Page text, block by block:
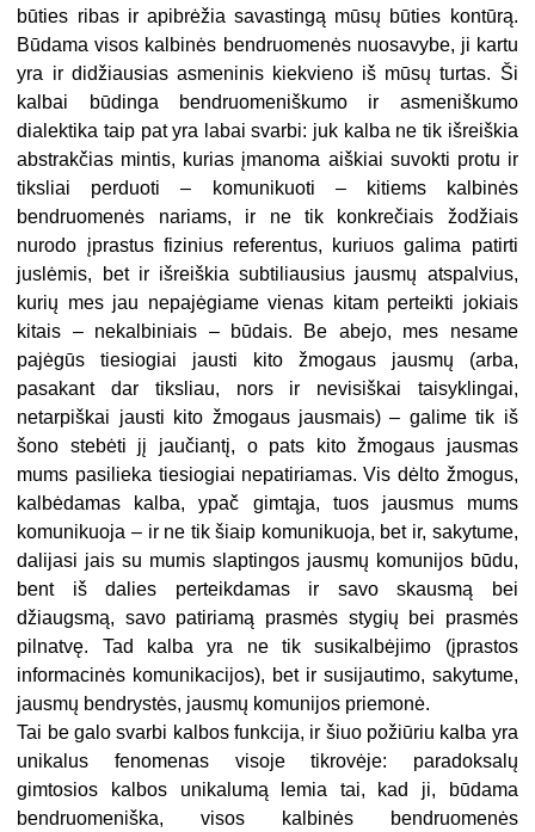
būties ribas ir apibrėžia savastingą mūsų būties kontūrą.
Būdama visos kalbinės bendruomenės nuosavybe, ji kartu
yra ir didžiausias asmeninis kiekvieno iš mūsų turtas. Ši
kalbai būdinga bendruomeniškumo ir asmeniškumo
dialektika taip pat yra labai svarbi: juk kalba ne tik išreiškia
abstrakčias mintis, kurias įmanoma aiškiai suvokti protu ir
tiksliai perduoti – komunikuoti – kitiems kalbinės
bendruomenės nariams, ir ne tik konkrečiais žodžiais
nurodo įprastus fizinius referentus, kuriuos galima patirti
juslėmis, bet ir išreiškia subtiliausius jausmų atspalvius,
kurių mes jau nepajėgiame vienas kitam perteikti jokiais
kitais – nekalbiniais – būdais. Be abejo, mes nesame
pajėgūs tiesiogiai jausti kito žmogaus jausmų (arba,
pasakant dar tiksliau, nors ir nevisiškai taisyklingai,
netarpiškai jausti kito žmogaus jausmais) – galime tik iš
šono stebėti jį jaučiantį, o pats kito žmogaus jausmas
mums pasilieka tiesiogiai nepatiriamas. Vis dėlto žmogus,
kalbėdamas kalba, ypač gimtąja, tuos jausmus mums
komunikuoja – ir ne tik šiaip komunikuoja, bet ir, sakytume,
dalijasi jais su mumis slaptingos jausmų komunijos būdu,
bent iš dalies perteikdamas ir savo skausmą bei
džiaugsmą, savo patiriamą prasmės stygių bei prasmės
pilnatvę. Tad kalba yra ne tik susikalbėjimo (įprastos
informacinės komunikacijos), bet ir susijautimo, sakytume,
jausmų bendrystės, jausmų komunijos priemonė.
Tai be galo svarbi kalbos funkcija, ir šiuo požiūriu kalba yra
unikalus fenomenas visoje tikrovėje: paradoksalų
gimtosios kalbos unikalumą lemia tai, kad ji, būdama
bendruomeniška, visos kalbinės bendruomenės